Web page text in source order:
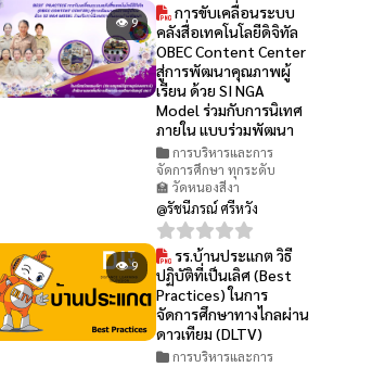
👁 9
การขับเคลื่อนระบบ
คลังสื่อเทคโนโลยีดิจิทัล
OBEC Content Center
สู่การพัฒนาคุณภาพผู้
เรียน ด้วย SI NGA
Model ร่วมกับการนิเทศ
ภายใน แบบร่วมพัฒนา
การบริหารและการ
จัดการศึกษา ทุกระดับ
🏫 วัดหนองสีงา
@รัชนีภรณ์ ศรีหวัง
👁 9
รร.บ้านประแกต วิธี
ปฏิบัติที่เป็นเลิศ (Best
Practices) ในการ
จัดการศึกษาทางไกลผ่าน
ดาวเทียม (DLTV)
การบริหารและการ